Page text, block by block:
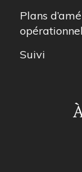
Plans
Suivi